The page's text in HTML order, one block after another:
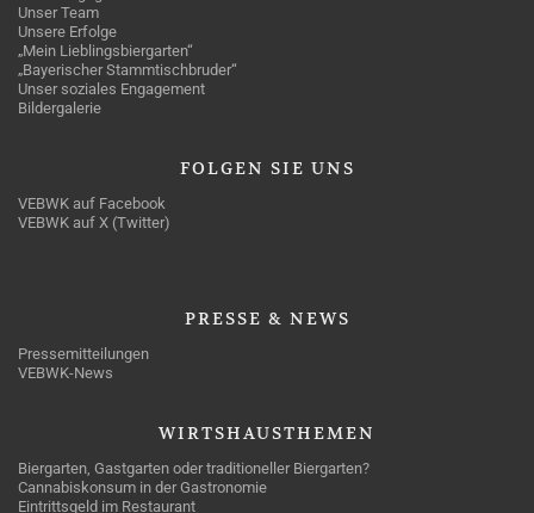
Unser Team
Unsere Erfolge
„Mein Lieblingsbiergarten“
„Bayerischer Stammtischbruder“
Unser soziales Engagement
Bildergalerie
FOLGEN SIE UNS
VEBWK auf Facebook
VEBWK auf X (Twitter)
PRESSE & NEWS
Pressemitteilungen
VEBWK-News
WIRTSHAUSTHEMEN
Biergarten, Gastgarten oder traditioneller Biergarten?
Cannabiskonsum in der Gastronomie
Eintrittsgeld im Restaurant